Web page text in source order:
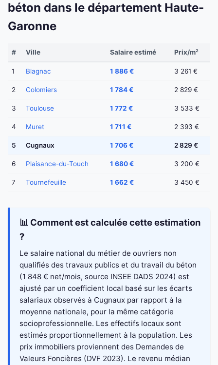
béton dans le département Haute-
Garonne
# Ville Salaire estimé Prix/m²
1 Blagnac 1 886 € 3 261 €
2 Colomiers 1 784 € 2 829 €
3 Toulouse 1 772 € 3 533 €
4 Muret 1 711 € 2 393 €
5 Cugnaux 1 706 € 2 829 €
6 Plaisance-du-Touch 1 680 € 3 200 €
7 Tournefeuille 1 662 € 3 450 €
📊 Comment est calculée cette estimation
?
Le salaire national du métier de ouvriers non
qualifiés des travaux publics et du travail du béton
(1 848 € net/mois, source INSEE DADS 2024) est
ajusté par un coefficient local basé sur les écarts
salariaux observés à Cugnaux par rapport à la
moyenne nationale, pour la même catégorie
socioprofessionnelle. Les effectifs locaux sont
estimés proportionnellement à la population. Les
prix immobiliers proviennent des Demandes de
Valeurs Foncières (DVF 2023). Le revenu médian